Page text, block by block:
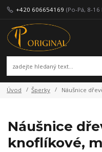
+420 606654169 (Po-Pá, 8-16
Úvod Šperky Náušnice
Náušnice
knoflíkové,